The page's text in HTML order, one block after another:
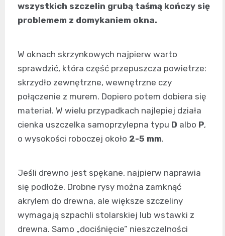
wszystkich szczelin grubą taśmą kończy się
problemem z domykaniem okna.
W oknach skrzynkowych najpierw warto
sprawdzić, która część przepuszcza powietrze:
skrzydło zewnętrzne, wewnętrzne czy
połączenie z murem. Dopiero potem dobiera się
materiał. W wielu przypadkach najlepiej działa
cienka uszczelka samoprzylepna typu D albo P,
o wysokości roboczej około 2-5 mm.
Jeśli drewno jest spękane, najpierw naprawia
się podłoże. Drobne rysy można zamknąć
akrylem do drewna, ale większe szczeliny
wymagają szpachli stolarskiej lub wstawki z
drewna. Samo „dociśnięcie” nieszczelności